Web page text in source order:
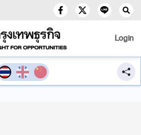
Login
อ่าน